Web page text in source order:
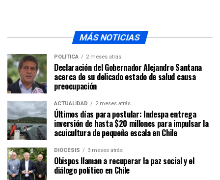
MÁS NOTICIAS
POLÍTICA 2 meses atrás
Declaración del Gobernador Alejandro Santana
acerca de su delicado estado de salud causa
preocupación
ACTUALIDAD 2 meses atrás
Últimos días para postular: Indespa entrega
inversión de hasta $20 millones para impulsar la
acuicultura de pequeña escala en Chile
DIÓCESIS 3 meses atrás
Obispos llaman a recuperar la paz social y el
diálogo político en Chile